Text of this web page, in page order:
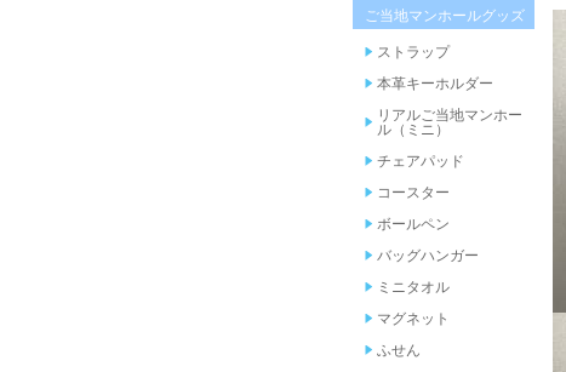
ご当地マンホールグッズ
ストラップ
本革キーホルダー
リアルご当地マンホー
ル（ミニ）
チェアパッド
コースター
ボールペン
バッグハンガー
ミニタオル
マグネット
ふせん